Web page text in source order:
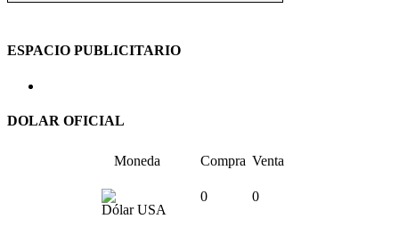
ESPACIO PUBLICITARIO
DOLAR OFICIAL
Moneda Compra Venta
Dólar USA
0 0